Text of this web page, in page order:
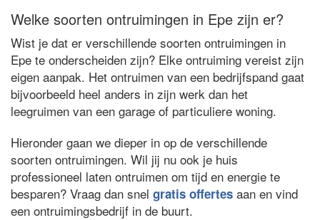
Welke soorten ontruimingen in Epe zijn er?
Wist je dat er verschillende soorten ontruimingen in
Epe te onderscheiden zijn? Elke ontruiming vereist zijn
eigen aanpak. Het ontruimen van een bedrijfspand gaat
bijvoorbeeld heel anders in zijn werk dan het
leegruimen van een garage of particuliere woning.
Hieronder gaan we dieper in op de verschillende
soorten ontruimingen. Wil jij nu ook je huis
professioneel laten ontruimen om tijd en energie te
besparen? Vraag dan snel gratis offertes aan en vind
een ontruimingsbedrijf in de buurt.